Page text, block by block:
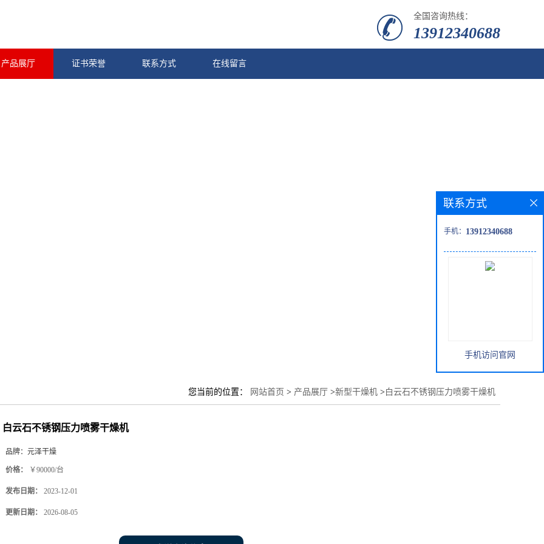
全国咨询热线：
13912340688
产品展厅 证书荣誉 联系方式 在线留言
您当前的位置： 网站首页 > 产品展厅 >新型干燥机 >白云石不锈钢压力喷雾干燥机
白云石不锈钢压力喷雾干燥机
品牌： 元泽干燥
价格： ￥90000/台
发布日期： 2023-12-01
更新日期： 2026-08-05
联系方式
手机： 13912340688
手机访问官网